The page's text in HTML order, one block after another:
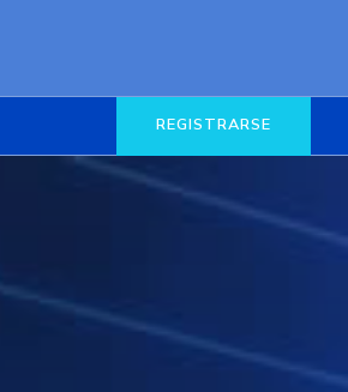
REGISTRARSE